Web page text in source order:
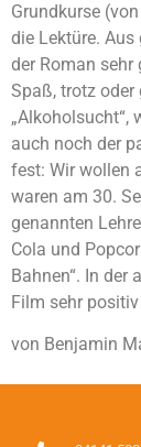
Grundkurse
die Lektüre.
der Roman sehr
Spaß, trotz oder
„Alkoholsucht“,
auch noch der
fest: Wir wollen
waren am 30.
genannten
Cola und
Bahnen“. In der
Film sehr
von Benjamin